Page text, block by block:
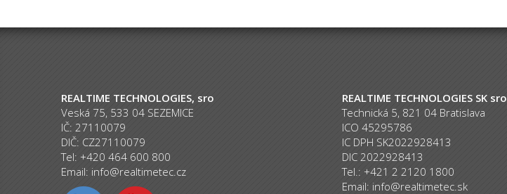
REALTIME TECHNOLOGIES, sro
Veská 75, 533 04 SEZEMICE
IČ: 27110079
DIČ: CZ27110079
Tel: +420 464 600 800
Email: info@realtimetec.cz
REALTIME TECHNOLOGIES SK sro
Technická 5, 821 04 Bratislava
ICO 45295786
IC DPH SK2022928413
DIC 2022928413
Tel.: +421 2 2120 1800
Email: info@realtimetec.sk